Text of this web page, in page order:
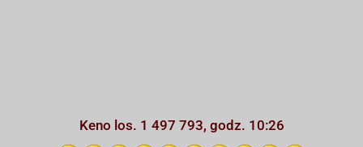
Keno los. 1 497 793, godz. 10:26